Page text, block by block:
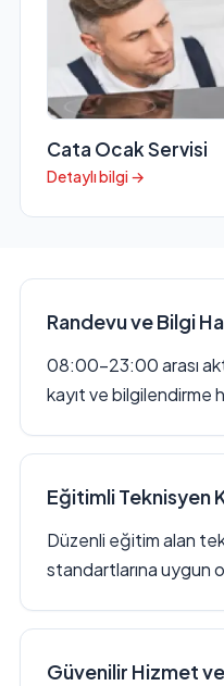
Cata Ocak Servisi
Detaylı bilgi →
Randevu ve Bilgi
08:00–23:00 arası
kayıt ve bilgilendirme
Eğitimli Teknisyen
Düzenli eğitim alan
standartlarına uygun
Güvenilir Hizmet